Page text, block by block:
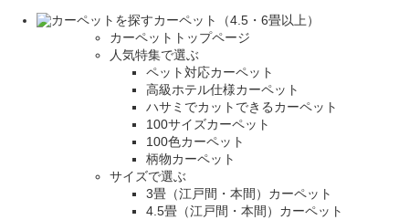
カーペット（4.5・6畳以上）
カーペットトップページ
人気特集で選ぶ
ペット対応カーペット
高級ホテル仕様カーペット
ハサミでカットできるカーペット
100サイズカーペット
100色カーペット
柄物カーペット
サイズで選ぶ
3畳（江戸間・本間）カーペット
4.5畳（江戸間・本間）カーペット